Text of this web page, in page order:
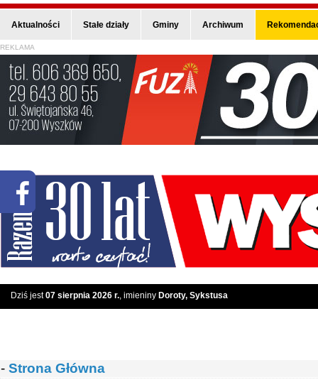
Aktualności Stałe działy Gminy Archiwum
REKLAMA
Dziś jest07 sierpnia 2026 r., imieniny Doroty, Sykstusa
- Strona Główna